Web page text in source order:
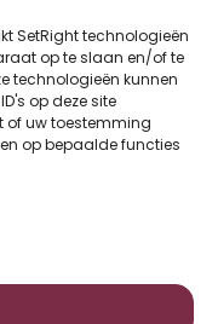
SetRight technologieën
op te slaan en/of te
technologieën kunnen
op deze site
of uw toestemming
op bepaalde functies